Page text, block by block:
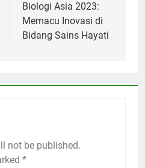
Biologi Asia 2023:
Memacu Inovasi di
Bidang Sains Hayati
not be published.
*